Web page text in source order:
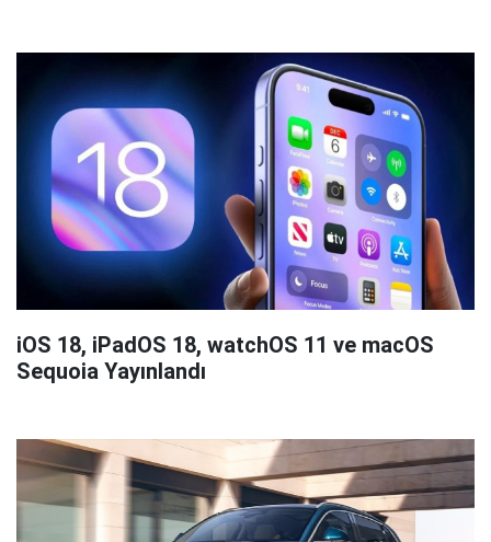
iOS 18, iPadOS 18, watchOS 11 ve macOS
Sequoia Yayınlandı